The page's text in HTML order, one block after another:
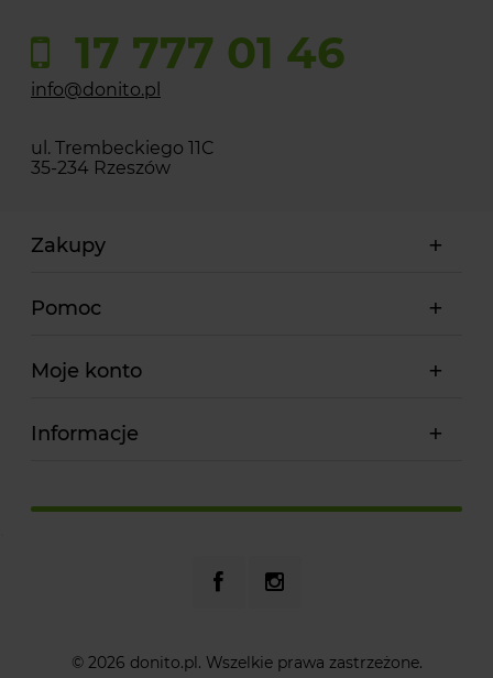
17 777 01 46
info@donito.pl
ul. Trembeckiego 11C
35-234 Rzeszów
Zakupy
Pomoc
Moje konto
Informacje
© 2026 donito.pl. Wszelkie prawa zastrzeżone.